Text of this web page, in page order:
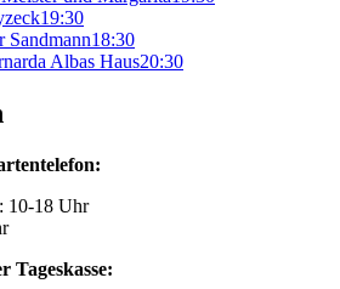
19:30
Sandmann18:30
Albas Haus20:30
10-18 Uhr
Tageskasse: